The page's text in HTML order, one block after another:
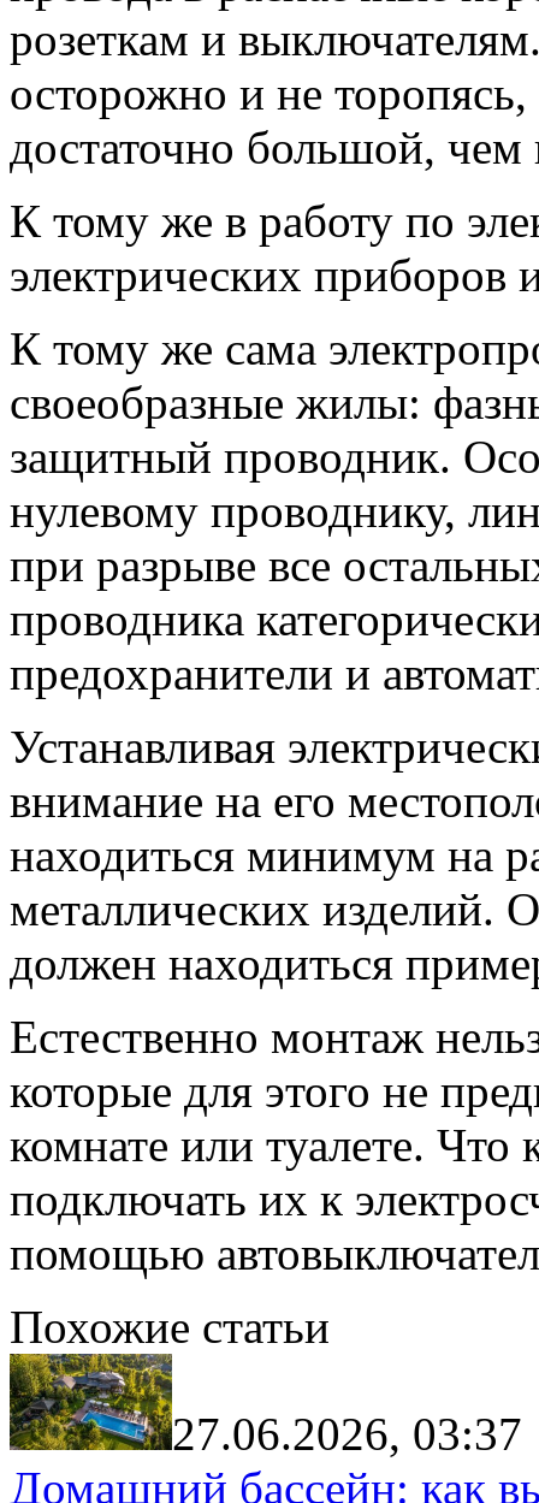
розеткам и
осторожно и не
достаточно большой, чем
К тому же в работу по
электрических
К тому же сама
своеобразные жилы:
защитный проводник.
нулевому проводнику,
при разрыве все
проводника
предохранители и
Устанавливая
внимание на его
находиться минимум на
металлических изделий.
должен находиться
Естественно монтаж
которые для этого не
комнате или туалете. Что
подключать их к
помощью
Похожие статьи
27.06.2026, 03:37
Домашний бассейн: как